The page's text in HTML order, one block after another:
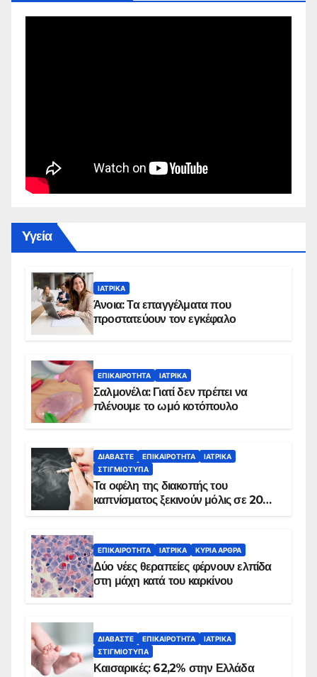
Yγεία
ΙΑΤΡΙΚΆ
Άνοια: Τα επαγγέλματα που
προστατεύουν τον εγκέφαλο
ΕΠΙΚΑΙΡΌΤΗΤΑ ΙΑΤΡΙΚΆ
Σαλμονέλα: Γιατί δεν πρέπει να
πλένουμε το ωμό κοτόπουλο
ΔΙΑΒΆΣΤΕ ΕΠΙΚΑΙΡΌΤΗΤΑ
ΙΑΤΡΙΚΆ
ΣΤΙΓΜΙΌΤΥΠΑ
Τα οφέλη της διακοπής του
καπνίσματος ξεκινούν μόλις σε 20
ΕΠΙΚΑΙΡΌΤΗΤΑ ΙΑΤΡΙΚΆ ΚΥΡΙΑ ΑΡΘΡΑ
Δύο νέες θεραπείες φέρνουν ελπίδα
στη μάχη κατά του καρκίνου
ΔΙΑΒΆΣΤΕ ΕΠΙΚΑΙΡΌΤΗΤΑ
ΙΑΤΡΙΚΆ
ΣΤΙΓΜΙΌΤΥΠΑ
Καισαρικές: 62,2% στην Ελλάδα